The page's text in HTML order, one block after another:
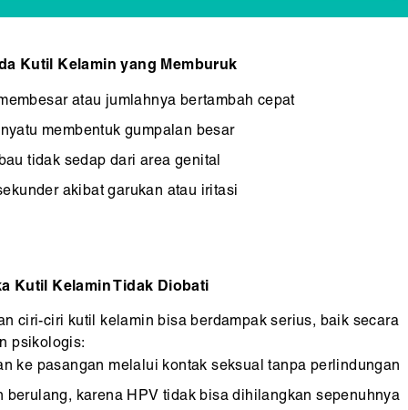
Kutil Kelamin yang Memburuk
atau jumlahnya bertambah cepat
membentuk gumpalan besar
tidak sedap dari area genital
akibat garukan atau iritasi
Kutil Kelamin Tidak Diobati
ciri-ciri kutil kelamin bisa berdampak serius, baik secara
psikologis:
ke pasangan melalui kontak seksual tanpa perlindungan
berulang, karena HPV tidak bisa dihilangkan sepenuhnya